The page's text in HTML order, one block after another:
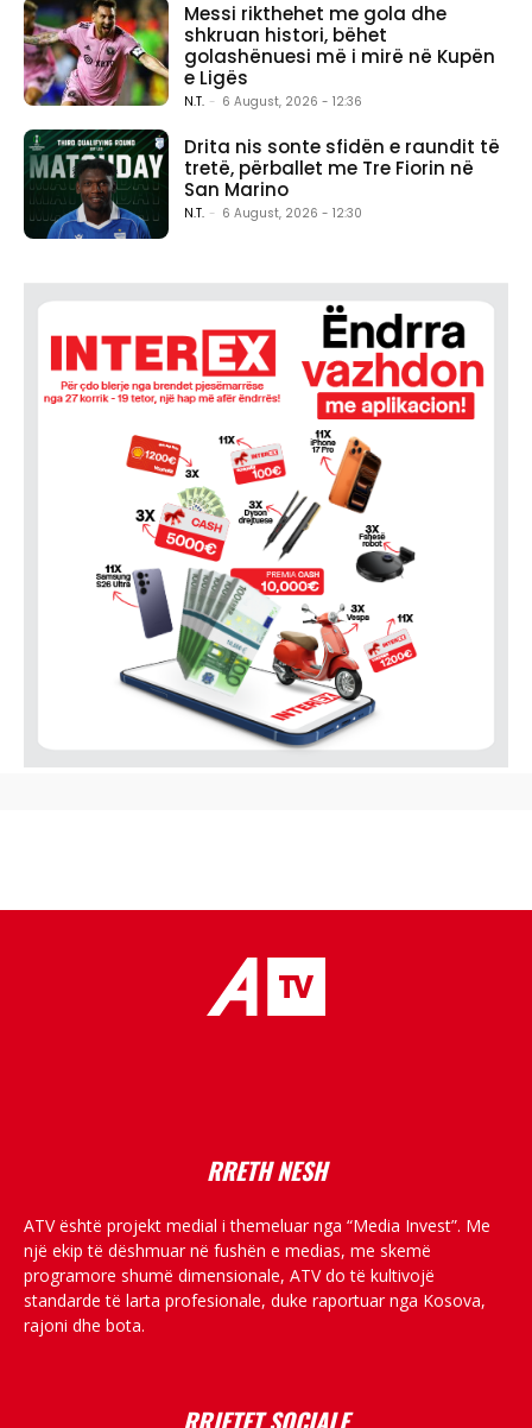
Messi rikthehet me gola dhe
shkruan histori, bëhet
golashënuesi më i mirë në Kupën
e Ligës
N.T. - 6 August, 2026 - 12:36
Drita nis sonte sfidën e raundit të
tretë, përballet me Tre Fiorin në
San Marino
N.T. - 6 August, 2026 - 12:30
RRETH NESH
ATV është projekt medial i themeluar nga “Media Invest”. Me
një ekip të dëshmuar në fushën e medias, me skemë
programore shumë dimensionale, ATV do të kultivojë
standarde të larta profesionale, duke raportuar nga Kosova,
rajoni dhe bota.
RRJETET SOCIALE